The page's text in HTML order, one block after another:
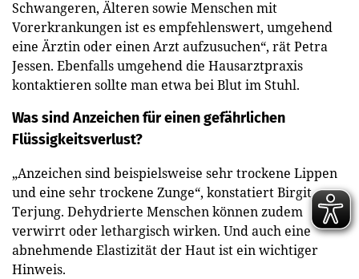
Schwangeren, Älteren sowie Menschen mit
Vorerkrankungen ist es empfehlenswert, umgehend
eine Ärztin oder einen Arzt aufzusuchen“, rät Petra
Jessen. Ebenfalls umgehend die Hausarztpraxis
kontaktieren sollte man etwa bei Blut im Stuhl.
Was sind Anzeichen für einen gefährlichen
Flüssigkeitsverlust?
„Anzeichen sind beispielsweise sehr trockene Lippen
und eine sehr trockene Zunge“, konstatiert Birgit
Terjung. Dehydrierte Menschen können zudem
verwirrt oder lethargisch wirken. Und auch eine
abnehmende Elastizität der Haut ist ein wichtiger
Hinweis.